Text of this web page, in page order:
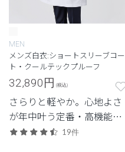
MEN
メンズ白衣:ショートスリーブコー
ト・クールテックプルーフ
32,890円 (税込)
さらりと軽やか。心地よさ
が年中叶う定番・高機能シ
リーズ。
19件